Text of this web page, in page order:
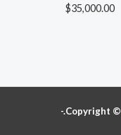
tR
a
t
f
5
$35,000.00
-.Copyright ©